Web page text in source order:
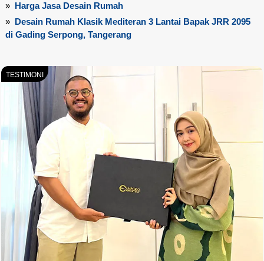
» Harga Jasa Desain Rumah
» Desain Rumah Klasik Mediteran 3 Lantai Bapak JRR 2095
di Gading Serpong, Tangerang
TESTIMONI